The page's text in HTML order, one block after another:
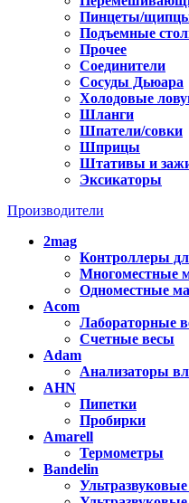
Пинцеты/
Подъемные
Прочее
Соединители
Сосуды Дьюара
Холодовые
Шланги
Шпатели/совки
Шприцы
Штативы и
Эксикаторы
Производители
2mag
Контроллеры
Многоместные
Одноместные
Acom
Лабораторные
Счетные весы
Adam
Анализаторы
AHN
Пипетки
Пробирки
Amarell
Термометры
Bandelin